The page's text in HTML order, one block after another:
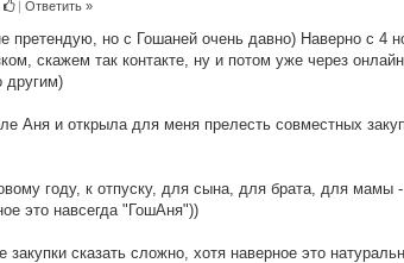
| Ответить »
претендую, но с Гошаней очень давно) Наверно с 4
скажем так контакте, ну и потом уже через
другим)
Аня и открыла для меня прелесть совместных
году, к отпуску, для сына, для брата, для
это навсегда "ГошАня"))
сказать сложно, хотя наверное это